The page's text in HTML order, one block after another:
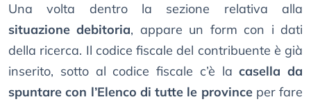
Una volta dentro la sezione relativa alla
situazione debitoria, appare un form con i dati
della ricerca. Il codice fiscale del contribuente è già
inserito, sotto al codice fiscale c’è lacasella da
spuntare con l’Elenco di tutte le provinceper fare